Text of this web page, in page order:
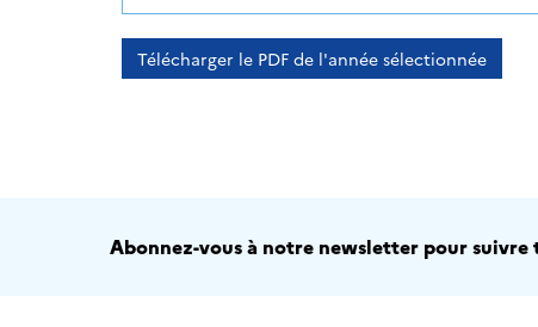
Télécharger le PDF de l'année sélectionnée
Abonnez-vous à notre newsletter pour suivre